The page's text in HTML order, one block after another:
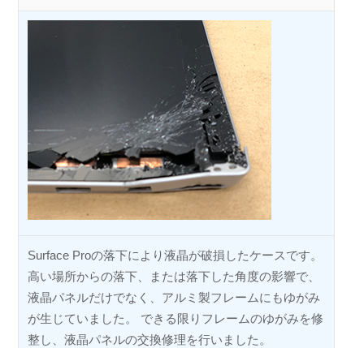
Surface Proの落下により液晶が破損したケースです。
高い場所からの落下、または落下した角度の影響で、
液晶パネルだけでなく、アルミ製フレームにもゆがみ
が生じていました。 できる限りフレームのゆがみを修
整し、液晶パネルの交換修理を行いました。